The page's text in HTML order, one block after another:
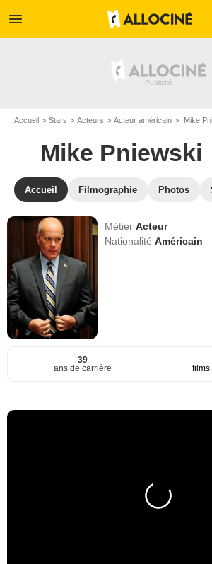
menu
Accueil Stars Acteurs Acteur américain Mike
Mike Pniewski
Accueil Filmographie Photos
MétierActeur
NationalitéAméricain
39
ans de carrière
films